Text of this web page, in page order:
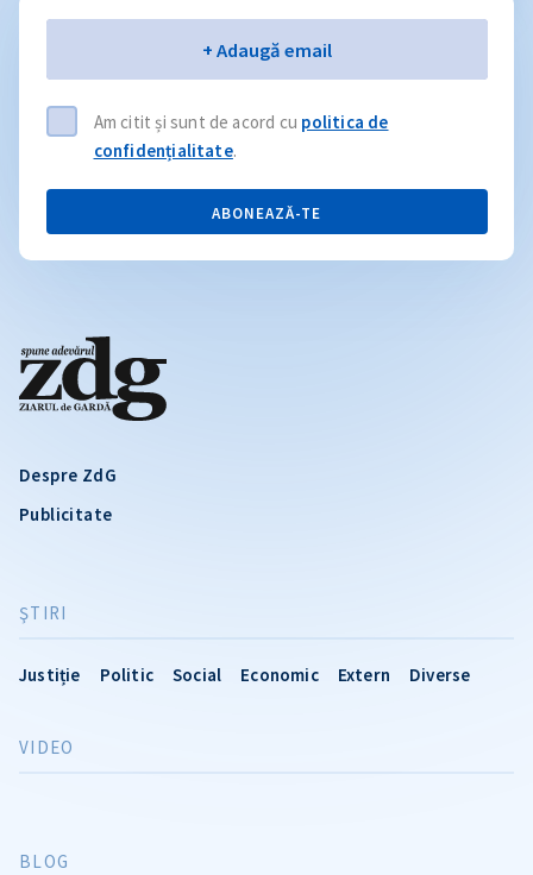
Despre ZdG
Publicitate
ŞTIRI
Justiție Politic Social Economic Extern Diverse
VIDEO
BLOG
+ Adaugă email
Am citit și sunt de acord cu politica de
confidențialitate.
ABONEAZĂ-TE